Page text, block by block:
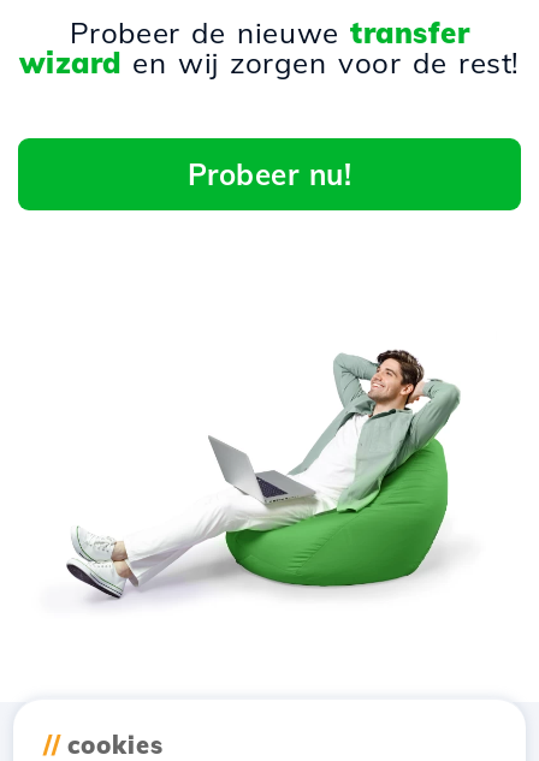
Probeer de nieuwetransfer
wizard en wij zorgen voor de rest!
Probeer nu!
// cookies